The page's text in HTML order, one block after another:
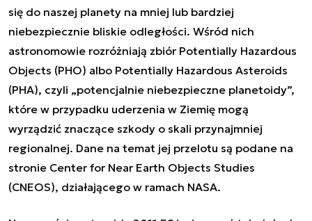
się do naszej planety na mniej lub bardziej
niebezpiecznie bliskie odległości. Wśród nich
astronomowie rozróżniają zbiór Potentially Hazardous
Objects (PHO) albo Potentially Hazardous Asteroids
(PHA), czyli „potencjalnie niebezpieczne planetoidy”,
które w przypadku uderzenia w Ziemię mogą
wyrządzić znaczące szkody o skali przynajmniej
regionalnej. Dane na temat jej przelotu są podane na
stronie Center for Near Earth Objects Studies
(CNEOS), działającego w ramach NASA.